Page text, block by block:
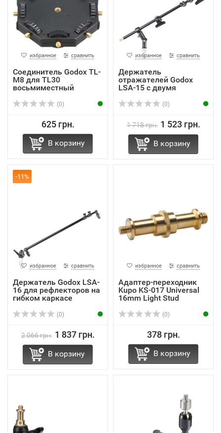
избранное сравнить
Соединитель Godox TL-
M8 для TL30
восьмиместный
(0)
625 грн.
В корзину
избранное сравнить
Держатель
отражателей Godox
LSA-15 с двумя
(0)
1 718 грн. 1 523 грн.
В корзину
-11%
избранное сравнить
Держатель Godox LSA-
16 для рефлекторов на
гибком каркасе
(0)
2 066 грн. 1 837 грн.
В корзину
избранное сравнить
Адаптер-переходник
Kupo KS-017 Universal
16mm Light Stud
(0)
378 грн.
В корзину